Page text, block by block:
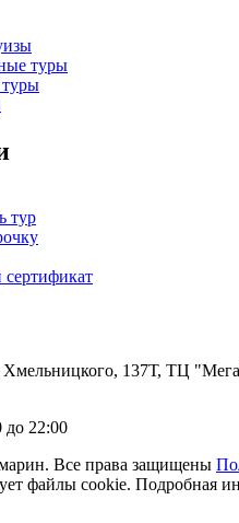
туры
тур
Хмельницкого, 137Т, ТЦ
до 22:00
Все права защищены
файлы cookie. Подробная